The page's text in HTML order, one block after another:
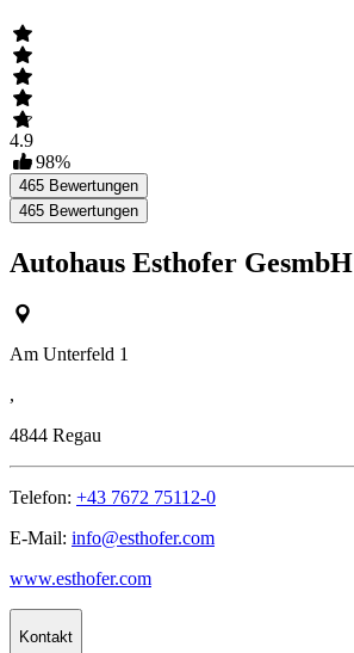
4.9
98%
465 Bewertungen
465 Bewertungen
Autohaus Esthofer GesmbH
Am Unterfeld 1
,
4844 Regau
Telefon: +43 7672 75112-0
E-Mail: info@esthofer.com
www.esthofer.com
Kontakt